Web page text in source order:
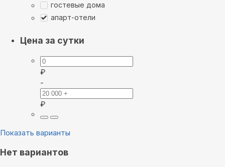
гостевые дома
апарт-отели
Цена за сутки
₽
-
₽
Показать варианты
Нет вариантов